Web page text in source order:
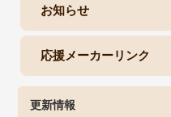
お知らせ
応援メーカーリンク
更新情報